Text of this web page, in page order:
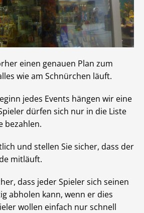
einen genauen Plan zum
wie am Schnürchen läuft.
jedes Events hängen wir eine
dürfen sich nur in die Liste
bezahlen.
und stellen Sie sicher, dass der
mitläuft.
dass jeder Spieler sich seinen
abholen kann, wenn er dies
wollen einfach nur schnell